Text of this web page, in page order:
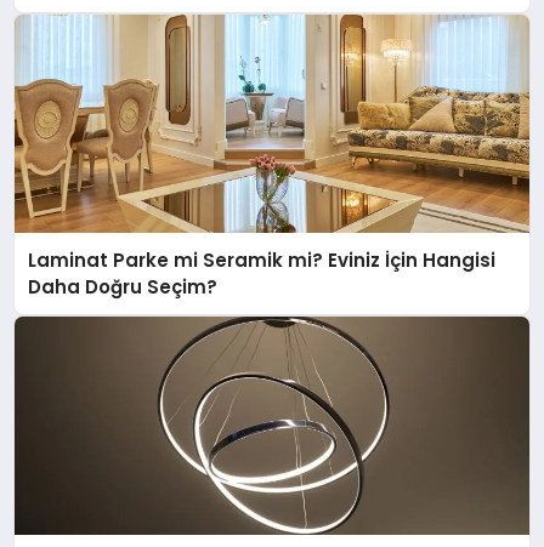
Laminat Parke mi Seramik mi? Eviniz İçin Hangisi
Daha Doğru Seçim?